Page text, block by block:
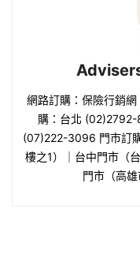
網路訂購：保險行銷
購：台北
(07)222-3096 門市訂
樓之1）｜台中門市（
門市（高